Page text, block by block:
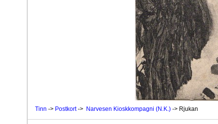
Tinn -> Postkort-> Narvesen Kioskkompagni (N.K.) -> Rjukan